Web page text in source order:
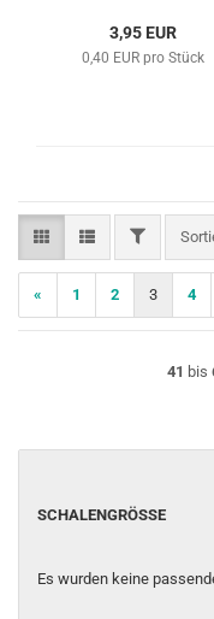
3,95 EUR
0,40 EUR pro Stück
FILTER
« 1 2 3 4
41 bis
SCHALENGRÖSSE
SCHALENGRÖSSE
Es wurden keine